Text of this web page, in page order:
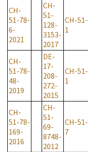
CH-
51-78-
6-
2021
CH-
51-
128-
3153-
2017
CH-51-
1
CH-
51-78-
48-
2019
DE-
17-
208-
272-
2015
CH-51-
1
CH-
51-78-
169-
2016
CH-
51-
69-
8748-
2012
CH-51-
7